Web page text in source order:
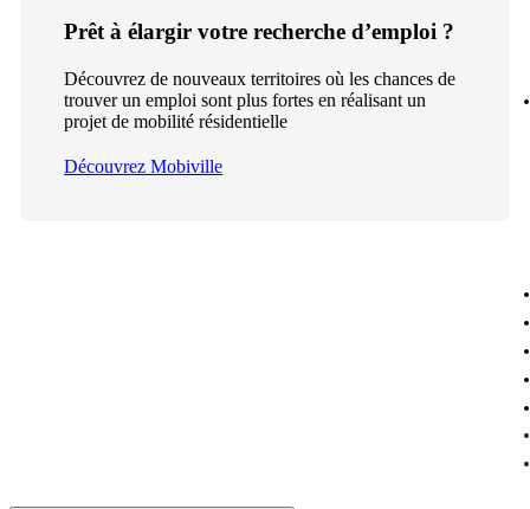
Prêt à élargir votre recherche d’emploi ?
Découvrez de nouveaux territoires où les chances de
trouver un emploi sont plus fortes en réalisant un
projet de mobilité résidentielle
Découvrez Mobiville